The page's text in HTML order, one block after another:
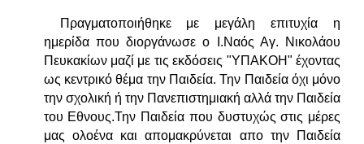
Πραγματοποιήθηκε με μεγάλη επιτυχία η
ημερίδα που διοργάνωσε ο Ι.Ναός Αγ. Νικολάου
Πευκακίων μαζί με τις εκδόσεις "ΥΠΑΚΟΗ" έχοντας
ως κεντρικό θέμα την Παιδεία. Την Παιδεία όχι μόνο
την σχολική ή την Πανεπιστημιακή αλλά την Παιδεία
του Εθνους.Την Παιδεία που δυστυχώς στις μέρες
μας ολοένα και απομακρύνεται απο την Παιδεία